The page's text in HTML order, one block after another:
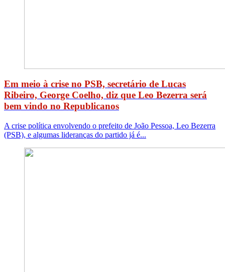
Em meio à crise no PSB, secretário de Lucas
Ribeiro, George Coelho, diz que Leo Bezerra será
bem vindo no Republicanos
A crise política envolvendo o prefeito de João Pessoa, Leo Bezerra
(PSB), e algumas lideranças do partido já é...